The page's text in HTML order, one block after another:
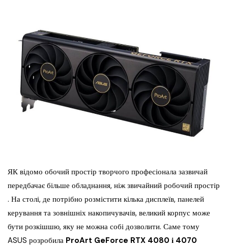
ЯК відомо обочий простір творчого професіонала зазвичай
передбачає більше обладнання, ніж звичайний робочий простір
. На столі, де потрібно розмістити кілька дисплеїв, панелей
керування та зовнішніх накопичувачів, великий корпус може
бути розкішшю, яку не можна собі дозволити. Саме тому
ASUS розробила ProArt GeForce RTX 4080 і 4070